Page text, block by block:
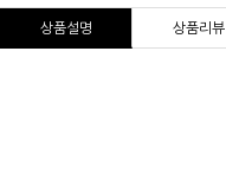
상품설명 상품리뷰